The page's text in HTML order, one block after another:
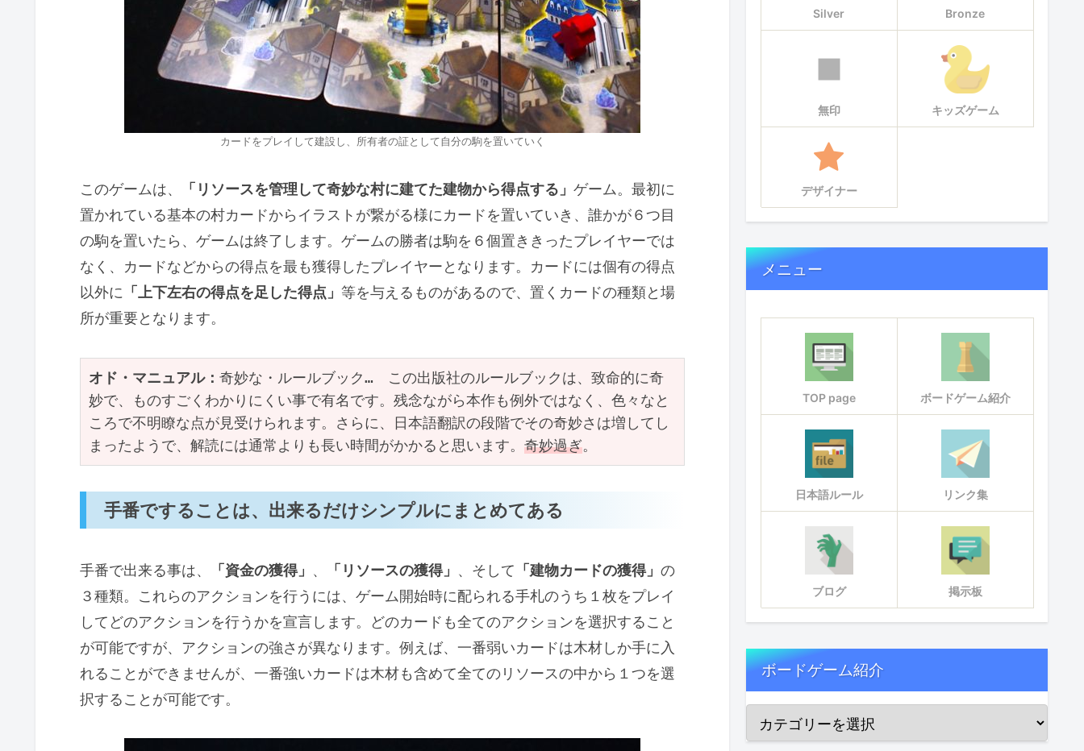
カードをプレイして建設し、所有者の証として自分の駒を置いていく
このゲームは、 「リソースを管理して奇妙な村に建てた建物から得点する」 ゲーム。最初に
置かれている基本の村カードからイラストが繋がる様にカードを置いていき、誰かが６つ目
の駒を置いたら、ゲームは終了します。ゲームの勝者は駒を６個置ききったプレイヤーでは
なく、カードなどからの得点を最も獲得したプレイヤーとなります。カードには個有の得点
以外に 「上下左右の得点を足した得点」 等を与えるものがあるので、置くカードの種類と場
所が重要となります。
オド・マニュアル： 奇妙な・ルールブック…　この出版社のルールブックは、致命的に奇
妙で、ものすごくわかりにくい事で有名です。残念ながら本作も例外ではなく、色々なと
ころで不明瞭な点が見受けられます。さらに、日本語翻訳の段階でその奇妙さは増してし
まったようで、解読には通常よりも長い時間がかかると思います。 奇妙過ぎ。
手番ですることは、出来るだけシンプルにまとめてある
手番で出来る事は、 「資金の獲得」 、 「リソースの獲得」 、そして 「建物カードの獲得」 の
３種類。これらのアクションを行うには、ゲーム開始時に配られる手札のうち１枚をプレイ
してどのアクションを行うかを宣言します。どのカードも全てのアクションを選択すること
が可能ですが、アクションの強さが異なります。例えば、一番弱いカードは木材しか手に入
れることができませんが、一番強いカードは木材も含めて全てのリソースの中から１つを選
択することが可能です。
Silver Bronze
無印 キッズゲーム
デザイナー
メニュー
TOP page ボードゲーム紹介
日本語ルール リンク集
ブログ 掲示板
ボードゲーム紹介